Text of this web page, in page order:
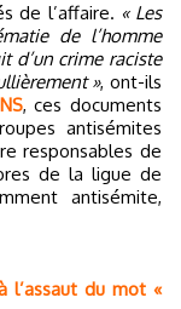
de l’affaire. « Les
de l’homme
d’un crime raciste
», ont-ils
, ces documents
antisémites
responsables de
de la ligue de
antisémite,
l’assaut du mot «